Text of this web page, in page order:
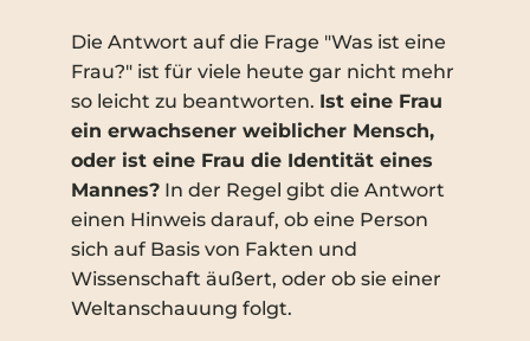
öffentlichen Festen vorfinden. Was Ende des 19.
Jahrhunderts von Frauenrechtlerinnen erkämpft
wurde, soll aus der
Musterversammlungsstättenverordnung
gestrichen werden. Die Abstimmung läuft.
Schreiben Sie JETZT an alle Bauminister oder an
den Bauminister Ihres Bundeslands persönlich!
Lesen
Die Antwort auf die Frage "Was ist eine
Frau?" ist für viele heute gar nicht mehr
so leicht zu beantworten. Ist eine Frau
ein erwachsener weiblicher Mensch,
oder ist eine Frau die Identität eines
Mannes? In der Regel gibt die Antwort
einen Hinweis darauf, ob eine Person
sich auf Basis von Fakten und
Wissenschaft äußert, oder ob sie einer
Weltanschauung folgt.